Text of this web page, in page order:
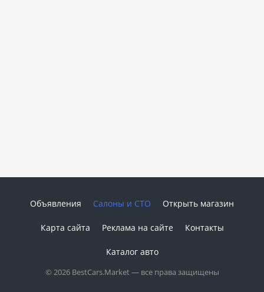
© 2026 BestCars.Market — все права защищены
Объявления Салоны и СТО Открыть магазин
Карта сайта Реклама на сайте Контакты
Каталог авто